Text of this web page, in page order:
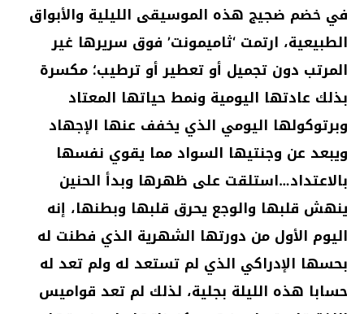
في خضم ضجيج هذه الموسيقى الليلية والأبواق
الطبيعية، ارتمت ‘ثاميمونت’ فوق سريرها غير
المرتب دون تجميل أو تعطير أو ترطيب؛ مكسرة
بذلك عادتها اليومية ونمط حياتها المعتاد
وبرتوكولها اليومي الذي يخفف عنها الإجهاد
ويبعد عن وجنتيها السواد مما يقوي نفسها
بالاعتداد…استلقت على ظهرها وبدأ الحنين
ينهش قلبها والوجع يحرق قلبها وبطنها، إنه
اليوم الأول من دورتها الشهرية الذي فطنت له
بحسها الإدراكي الذي لم تستعد له ولم تعد له
حسابا هذه الليلة بجلية، لذلك لم تعد قواميس